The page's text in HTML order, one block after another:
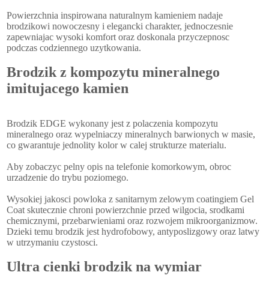
Powierzchnia inspirowana naturalnym kamieniem nadaje
brodzikowi nowoczesny i elegancki charakter, jednoczesnie
zapewniajac wysoki komfort oraz doskonala przyczepnosc
podczas codziennego uzytkowania.
Brodzik z kompozytu mineralnego
imitujacego kamien
Brodzik EDGE wykonany jest z polaczenia kompozytu
mineralnego oraz wypelniaczy mineralnych barwionych w masie,
co gwarantuje jednolity kolor w calej strukturze materialu.
Aby zobaczyc pelny opis na telefonie komorkowym, obroc
urzadzenie do trybu poziomego.
Wysokiej jakosci powloka z sanitarnym zelowym coatingiem Gel
Coat skutecznie chroni powierzchnie przed wilgocia, srodkami
chemicznymi, przebarwieniami oraz rozwojem mikroorganizmow.
Dzieki temu brodzik jest hydrofobowy, antyposlizgowy oraz latwy
w utrzymaniu czystosci.
Ultra cienki brodzik na wymiar